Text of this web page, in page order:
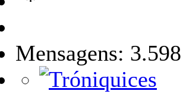
Mensagens: 3.598